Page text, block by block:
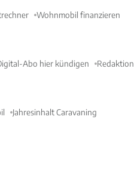
Wohnmobil finanzieren
Abo hier kündigen Redaktion
Jahresinhalt Caravaning